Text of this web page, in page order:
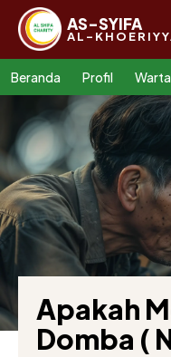
AS-SYIFA
AL-
Beranda Profil Warta
Apakah
Domba (